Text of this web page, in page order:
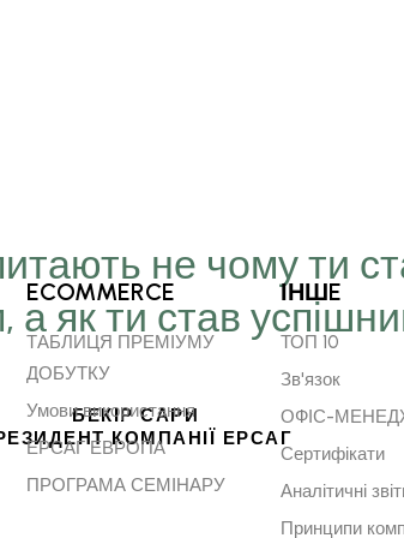
не чому ти
а як ти став
БЕКІР САРИ
КОМПАНІЇ ЕРСАГ
ECOMMERCE
ТАБЛИЦЯ ПРЕМІУМУ
ДОБУТКУ
Умови використання
ЕРСАГ ЕВРОПА
ПРОГРАМА СЕМІНАРУ
ІНШE
ТОП 10
Зв'язок
ОФІС-
Сертифікати
Аналітичні
Принципи